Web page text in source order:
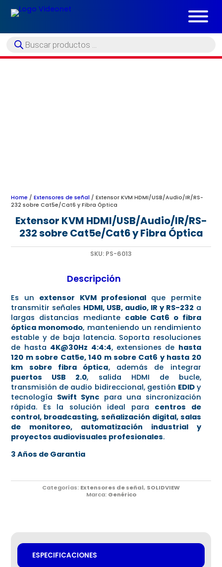
Búsqueda
de
Home /Extensores de señal / Extensor KVM HDMI/USB/Audio/IR/RS-
232 sobre Cat5e/Cat6 y Fibra Óptica
Extensor KVM HDMI/USB/Audio/IR/RS-
232 sobre Cat5e/Cat6 y Fibra Óptica
SKU: PS-6013
Descripción
Es un extensor KVM profesionalque permite
transmitir señales HDMI, USB, audio, IR y RS-232 a
largas distancias mediante cable Cat6 o fibra
óptica monomodo, manteniendo un rendimiento
estable y de baja latencia. Soporta resoluciones
de hasta 4K@30Hz 4:4:4, extensiones de hasta
120 m sobre Cat5e, 140 m sobre Cat6 y hasta 20
km sobre fibra óptica, además de integrar
puertos USB 2.0, salida HDMI de bucle,
transmisión de audio bidireccional, gestión EDIDy
tecnología Swift Sync para una sincronización
rápida. Es la solución ideal para centros de
control, broadcasting, señalización digital, salas
de monitoreo, automatización industrial y
proyectos audiovisuales profesionales.
3 Años de Garantia
Categorías: Extensores de señal, SOLIDVIEW
Marca: Genérico
ESPECIFICACIONES